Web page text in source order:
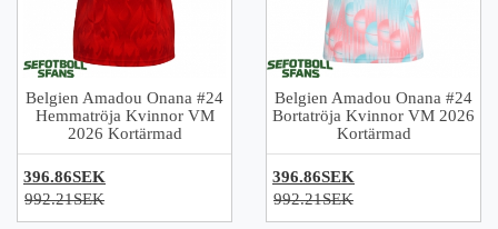
Belgien Amadou Onana #24
Hemmatröja Kvinnor VM
2026 Kortärmad
396.86SEK
992.21SEK
Belgien Amadou Onana #24
Bortatröja Kvinnor VM 2026
Kortärmad
396.86SEK
992.21SEK